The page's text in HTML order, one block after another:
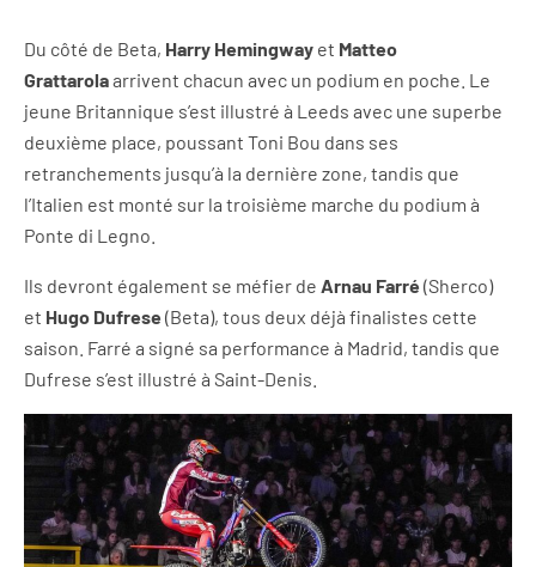
Du côté de Beta, Harry Hemingway et Matteo
Grattarolaarrivent chacun avec un podium en poche. Le
jeune Britannique s’est illustré à Leeds avec une superbe
deuxième place, poussant Toni Bou dans ses
retranchements jusqu’à la dernière zone, tandis que
l’Italien est monté sur la troisième marche du podium à
Ponte di Legno.
Ils devront également se méfier de Arnau Farré (Sherco)
et Hugo Dufrese (Beta), tous deux déjà finalistes cette
saison. Farré a signé sa performance à Madrid, tandis que
Dufrese s’est illustré à Saint-Denis.